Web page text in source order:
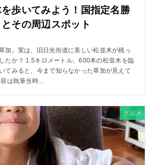
歩いてみよう！国指定名勝
とその周辺スポット
加。実は、旧日光街道に美しい松並木が残っ
たか？ 1.5キロメートル、600本の松並木を臨
てみると、今まで知らなかった草加が見えて
は執筆当時...
グルメ